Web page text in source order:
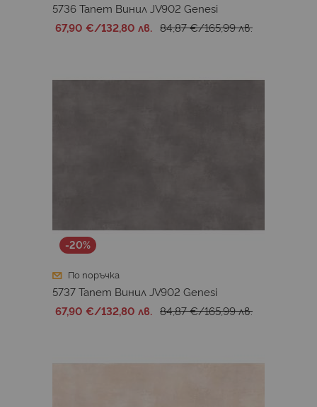
5736 Тапет Винил JV902 Genesi
67,90 €/132,80 лв. 84,87 €/165,99 лв.
-20%
По поръчка
5737 Тапет Винил JV902 Genesi
67,90 €/132,80 лв. 84,87 €/165,99 лв.